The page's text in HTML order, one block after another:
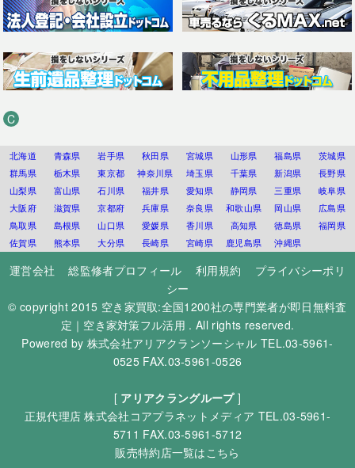
C
北海道 青森県 岩手県 秋田県 宮城県 山形県 福島県
茨城県
群馬県
栃木県 東京都 神奈川県 埼玉県 千葉県 新潟県
長野県
山梨県
富山県 石川県 福井県 愛知県 静岡県 三重県
岐阜県
大阪府
滋賀県 京都府 兵庫県 奈良県 和歌山県 岡山県
広島県
鳥取県
島根県 山口県 愛媛県 香川県 高知県 徳島県
福岡県
佐賀県
熊本県 大分県 長崎県 宮崎県 鹿児島県 沖縄県
運営会社 総監修者プロフィール 利用規約
プライバシーポリ
シー
© copyright 2015 空き家買取:全国1200社の専門業者が即日無料査
定｜空き家対策フル活用 . All rights reserved.
Powered by 株式会社アリアクランソーシャル TEL.03-5961-
0525 FAX.03-5961-0526
[ アリアクラングループ]
正規代理店株式会社コアプラネットメディア TEL.03-5961-
5711 FAX.03-5961-5712
販売特約店一覧はこちら